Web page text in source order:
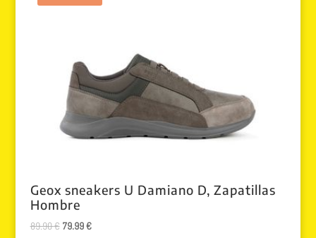
Geox sneakers U Damiano D, Zapatillas
Hombre
89.90€ El
79.99€El